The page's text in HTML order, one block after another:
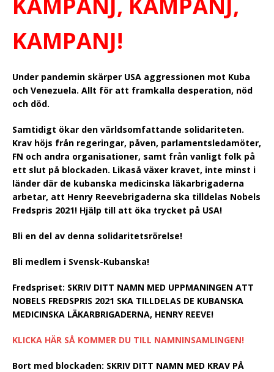
KAMPANJ!
Under pandemin skärper USA aggressionen mot Kuba
och Venezuela. Allt för att framkalla desperation, nöd
och död.
Samtidigt ökar den världsomfattande solidariteten.
Krav höjs från regeringar, påven, parlamentsledamöter,
FN och andra organisationer, samt från vanligt folk på
ett slut på blockaden. Likaså växer kravet, inte minst i
länder där de kubanska medicinska läkarbrigaderna
arbetar, att Henry Reevebrigaderna ska tilldelas Nobels
Fredspris 2021! Hjälp till att öka trycket på USA!
Bli en del av denna solidaritetsrörelse!
Bli medlem i Svensk-Kubanska!
Fredspriset: SKRIV DITT NAMN MED UPPMANINGEN ATT
NOBELS FREDSPRIS 2021 SKA TILLDELAS DE KUBANSKA
MEDICINSKA LÄKARBRIGADERNA, HENRY REEVE!
KLICKA HÄR SÅ KOMMER DU TILL NAMNINSAMLINGEN!
Bort med blockaden: SKRIV DITT NAMN MED KRAV PÅ